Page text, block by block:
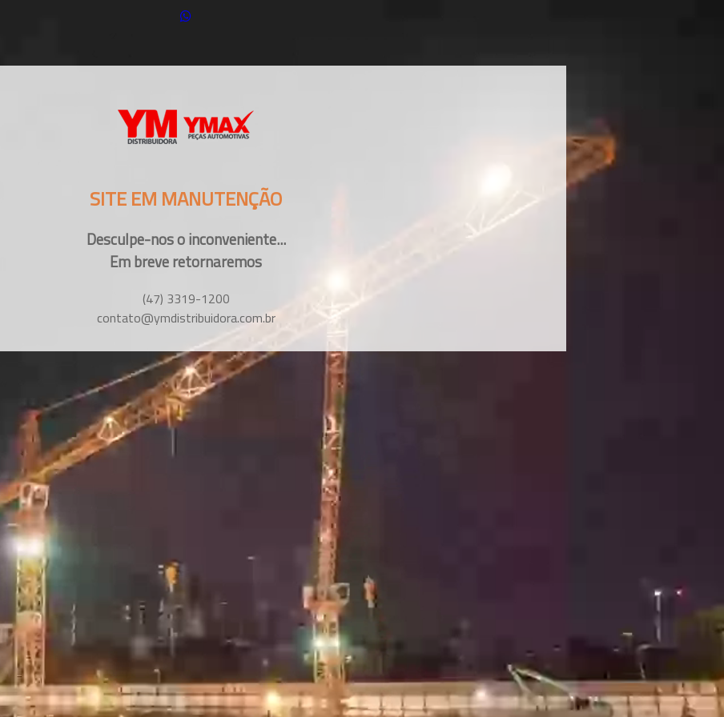
SITE EM MANUTENÇÃO
Desculpe-nos o inconveniente...
Em breve retornaremos
(47) 3319-1200
contato@ymdistribuidora.com.br